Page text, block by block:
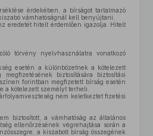
érdekében, a bírságot tartalmazó
vámhatóságnál kell benyújtani.
eredetét hitelt érdemlően igazolja. Hitelt
törvény nyelvhasználatra vonatkozó
esetén a különbözetnek a kötelezett
biztosítására biztosítási
forintban megfizetett bírság esetén
a kötelezett személyt terheli.
nem keletkeztet fizetési
biztosított, a vámhatóság az általános
ellenőrzésének végrehajtása során a
a kiszabott bírság összegének